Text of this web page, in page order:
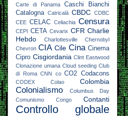
Carte di Panama
Caschi Bianchi
Catalogna Catricalà CBDC CDBC
CEE CELAC Celiachia Censura
CEPI CETA Cevarix CFR Charlie
Hebdo
Charlottesville
Chernobyl
Chevron CIA Cile Cina Cinema
Cipro Cisgiordania Clint Eastwood
Clonazione umana Cloud seeding Club
di Roma CNN co CO2 Codacons
CODEX Colao Colombia
Colonialismo
Columbus Day
Comunismo
Congo Contanti
Controllo globale